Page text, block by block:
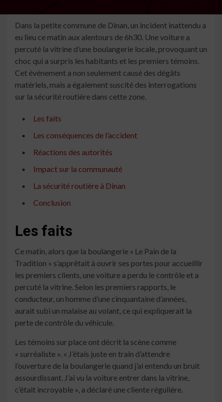
Dans la petite commune de Dinan, un incident inattendu a
eu lieu ce matin aux alentours de 6h30. Une voiture a
percuté la vitrine d’une boulangerie locale, provoquant un
choc qui a surpris les habitants et les premiers témoins.
Cet événement a non seulement causé des dégâts
matériels, mais a également suscité des interrogations
sur la sécurité routière dans cette zone.
Les faits
Les conséquences de l’accident
Réactions des autorités
Impact sur la communauté
La sécurité routière à Dinan
Conclusion
Les faits
Ce matin, alors que la boulangerie « Le Pain de la
Tradition » s’apprêtait à ouvrir ses portes pour accueillir
les premiers clients, une voiture a perdu le contrôle et a
percuté la vitrine. Selon les premiers rapports, le
conducteur, un homme d’une cinquantaine d’années,
aurait subi un malaise au volant, ce qui expliquerait la
perte de contrôle du véhicule.
Les témoins sur place ont décrit la scène comme
« surréaliste ». « J’étais juste en train d’attendre
l’ouverture de la boulangerie quand j’ai entendu un bruit
assourdissant. J’ai vu la voiture entrer dans la vitrine,
c’était incroyable », a déclaré une cliente régulière.